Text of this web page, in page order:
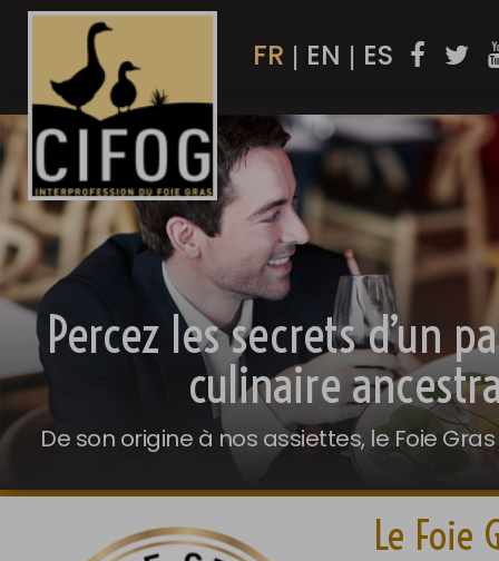
FR | EN | ES
Percez les secrets d’un
culinaire
De son origine à nos assiettes, le Foie
Le Foie